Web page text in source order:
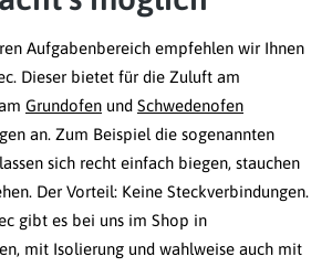
Aufgabenbereich empfehlen wir Ihnen
Dieser bietet für die Zuluft am
Grundofen und Schwedenofen
an. Zum Beispiel die sogenannten
sich recht einfach biegen, stauchen
Der Vorteil: Keine Steckverbindungen.
gibt es bei uns im Shop in
mit Isolierung und wahlweise auch mit